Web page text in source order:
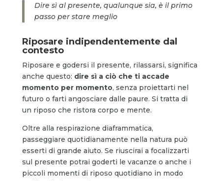
Dire sì al presente, qualunque sia, è il primo
passo per stare meglio
Riposare indipendentemente dal
contesto
Riposare e godersi il presente, rilassarsi, significa
anche questo: dire sì a ciò che ti accade
momento per momento, senza proiettarti nel
futuro o farti angosciare dalle paure. Si tratta di
un riposo che ristora corpo e mente.
Oltre alla respirazione diaframmatica,
passeggiare quotidianamente nella natura può
esserti di grande aiuto. Se riuscirai a focalizzarti
sul presente potrai goderti le vacanze o anche i
piccoli momenti di riposo quotidiano in modo